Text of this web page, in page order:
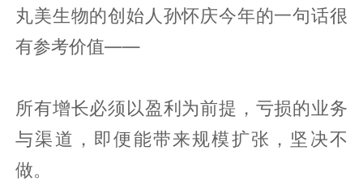
丸美生物的创始人孙怀庆今年的一句话很
有参考价值——
所有增长必须以盈利为前提，亏损的业务
与渠道，即便能带来规模扩张，坚决不
做。